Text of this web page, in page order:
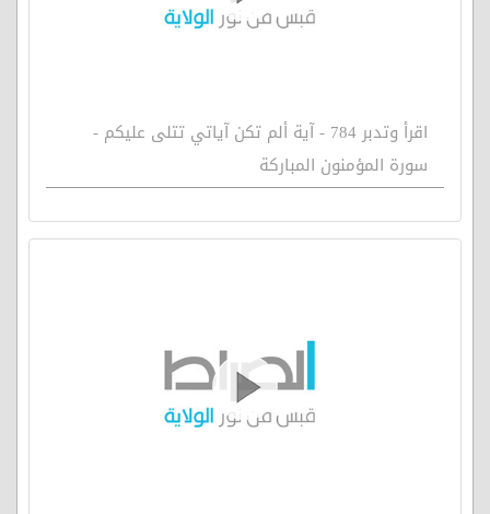
اقرأ وتدبر 784 - آية ألم تكن آياتي تتلى عليكم -
سورة المؤمنون المباركة